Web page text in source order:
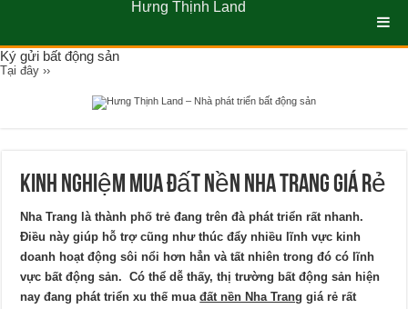
Ký gửi bất động sản
Tại đây ››
Kinh nghiệm mua đất nền nha trang giá rẻ
Nha Trang là thành phố trẻ đang trên đà phát triển rất nhanh.
Điều này giúp hỗ trợ cũng như thúc đẩy nhiều lĩnh vực kinh
doanh hoạt động sôi nổi hơn hẳn và tất nhiên trong đó có lĩnh
vực bất động sản. Có thể dễ thấy, thị trường bất động sản hiện
nay đang phát triển xu thế muađất nền Nha Trang giá rẻ rất
Hưng Thịnh Land